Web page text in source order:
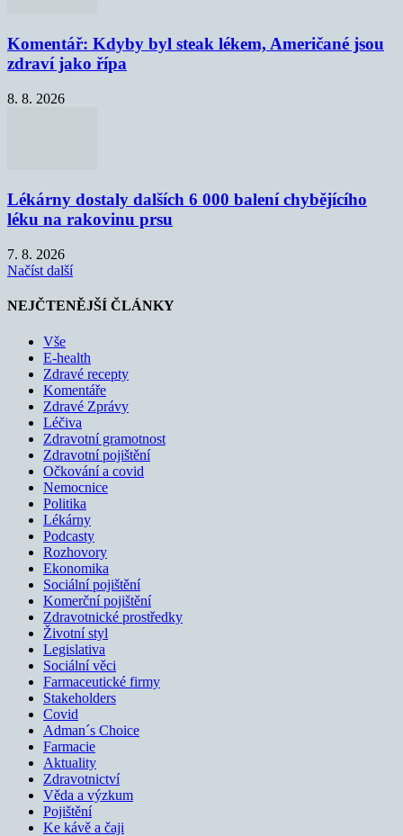
Komentář: Kdyby byl steak lékem, Američané jsou
zdraví jako řípa
8. 8. 2026
Lékárny dostaly dalších 6 000 balení chybějícího
léku na rakovinu prsu
7. 8. 2026
Načíst další
NEJČTENĚJŠÍ ČLÁNKY
Vše
E-health
Zdravé recepty
Komentáře
Zdravé Zprávy
Léčiva
Zdravotní gramotnost
Zdravotní pojištění
Očkování a covid
Nemocnice
Politika
Lékárny
Podcasty
Rozhovory
Ekonomika
Sociální pojištění
Komerční pojištění
Zdravotnické prostředky
Životní styl
Legislativa
Sociální věci
Farmaceutické firmy
Stakeholders
Covid
Adman´s Choice
Farmacie
Aktuality
Zdravotnictví
Věda a výzkum
Pojištění
Ke kávě a čaji